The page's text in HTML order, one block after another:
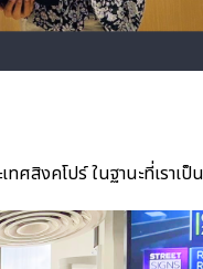
สิงคโปร์ ในฐานะที่เราเป็น